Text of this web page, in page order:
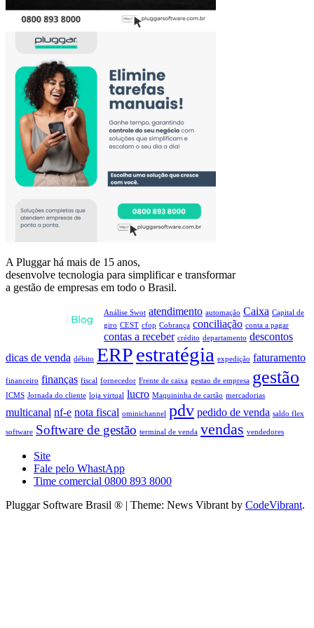
A Pluggar há mais de 15 anos,
desenvolve tecnologia para simplificar e transformar
a gestão de empresas em todo o Brasil.
Análise Swot atendimento automação Caixa Capital de
giro CEST cfop Cobrança conciliação conta a pagar
contas a receber crédito departamento descontos
dicas de venda débito ERPestratégia expedição faturamento
financeiro finanças fiscal fornecedor Frente de caixa gestao de empresa gestão
ICMS Jornada do cliente loja virtual lucro Maquininha de cartão mercadorias
multicanal nf-e nota fiscal ominichannel pdv pedido de venda saldo flex
software Software de gestão terminal de venda vendas vendedores
Site
Fale pelo WhastApp
Time comercial 0800 893 8000
Pluggar Software Brasil ® | Theme: News Vibrant by CodeVibrant.